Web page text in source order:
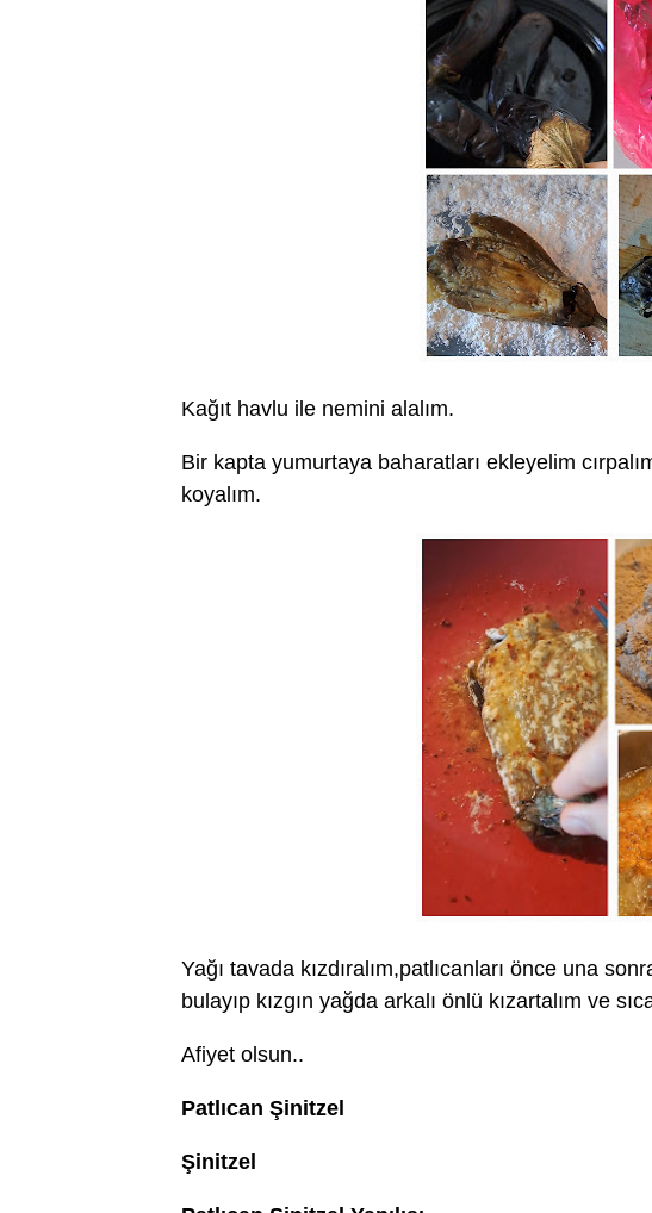
Kağıt havlu ile nemini alalım.
Bir kapta yumurtaya baharatları ekleyelim
koyalım.
Yağı tavada kızdıralım,patlıcanları önce una
bulayıp kızgın yağda arkalı önlü kızartalım ve
Afiyet olsun..
Patlıcan Şinitzel
Şinitzel